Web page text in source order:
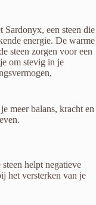
Sardonyx, een steen die
energie. De warme
steen zorgen voor een
om stevig in je
meer balans, kracht en
helpt negatieve
het versterken van je